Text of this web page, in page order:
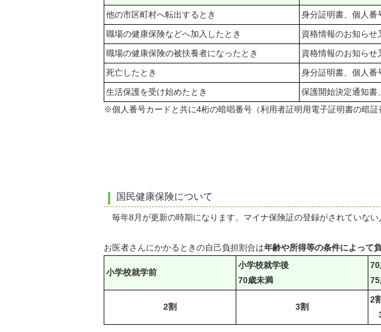
他の市区町村へ転出するとき
身分証明書、個人番
職場の健康保険などへ加入したとき
資格情報のお知らせ
職場の健康保険の被扶養者になったとき
資格情報のお知らせ
死亡したとき
身分証明書、個人番
生活保護を受け始めたとき
保護開始決定通知書
※個人番号カードと共に4桁の暗唱番号（利用者証明用電子証明書の暗証
国民健康保険について
毎年8月が更新の時期になります。マイナ保険証の登録がされていない
お医者さんにかかるときの自己負担割合は年齢や所得等の条件によって
小学校就学前
小学校就学後
70歳未満
70
2割 3割
2